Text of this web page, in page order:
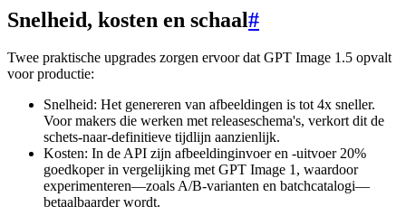
Snelheid, kosten en schaal#
Twee praktische upgrades zorgen ervoor dat GPT Image 1.5 opvalt
voor productie:
Snelheid: Het genereren van afbeeldingen is tot 4x sneller.
Voor makers die werken met releaseschema's, verkort dit de
schets-naar-definitieve tijdlijn aanzienlijk.
Kosten: In de API zijn afbeeldinginvoer en -uitvoer 20%
goedkoper in vergelijking met GPT Image 1, waardoor
experimenteren—zoals A/B-varianten en batchcatalogi—
betaalbaarder wordt.